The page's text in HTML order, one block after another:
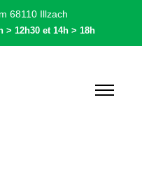
68110 Illzach
> 12h30 et 14h > 18h